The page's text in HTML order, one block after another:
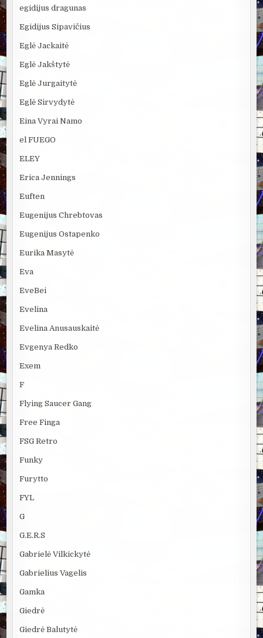
egidijus dragunas
Egidijus Sipavičius
Eglė Jackaitė
Eglė Jakštytė
Eglė Jurgaitytė
Eglė Sirvydytė
Eina Vyrai Namo
el FUEGO
ELEY
Erica Jennings
Euften
Eugenijus Chrebtovas
Eugenijus Ostapenko
Eurika Masytė
Eva
EveBei
Evelina
Evelina Anusauskaitė
Evgenya Redko
Exem
F
Flying Saucer Gang
Free Finga
FSG Retro
Funky
Furytto
FYL
G
G.E.R.S
Gabrielė Vilkickytė
Gabrielius Vagelis
Gamka
Giedrė
Giedrė Balutytė